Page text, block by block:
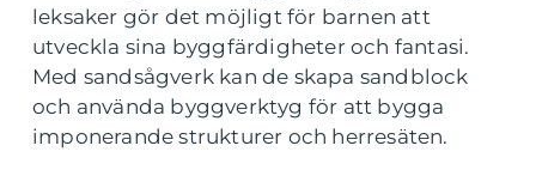
leksaker gör det möjligt för barnen att
utveckla sina byggfärdigheter och fantasi.
Med sandsågverk kan de skapa sandblock
och använda byggverktyg för att bygga
imponerande strukturer och herresäten.